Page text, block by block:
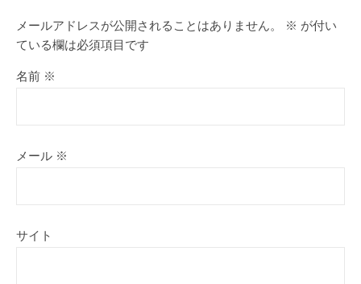
メールアドレスが公開されることはありません。 ※ が付い
ている欄は必須項目です
名前 ※
メール ※
サイト